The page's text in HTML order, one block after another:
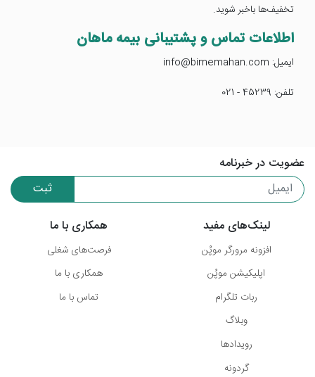
تخفیف‌ها باخبر شوید.
اطلاعات تماس و پشتیبانی بیمه ماهان
ایمیل: info@bimemahan.com
تلفن: 45239 - 021
عضویت در خبرنامه
ثبت
لینک‌های مفید
افزونه مرورگر موپُن
اپلیکیشن موپُن
ربات تلگرام
وبلاگ
رویدادها
گردونه
همکاری با ما
فرصت‌های شغلی
همکاری با ما
تماس با ما